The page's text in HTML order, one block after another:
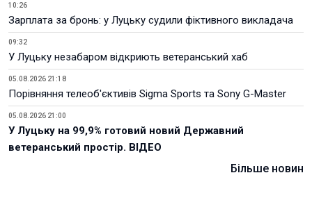
10:26
Зарплата за бронь: у Луцьку судили фіктивного викладача
09:32
У Луцьку незабаром відкриють ветеранський хаб
05.08.2026 21:18
Порівняння телеоб'єктивів Sigma Sports та Sony G-Master
05.08.2026 21:00
У Луцьку на 99,9% готовий новий Державний
ветеранський простір. ВІДЕО
Більше новин